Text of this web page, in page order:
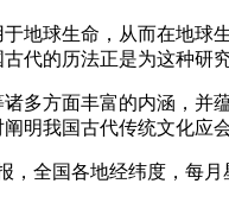
地球生命，从而在地球
代的历法正是为这种研
多方面丰富的内涵，并
明我国古代传统文化应会
全国各地经纬度，每月